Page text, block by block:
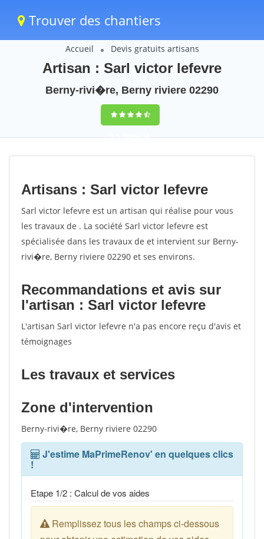
Trouver des chantiers
Accueil Devis gratuits artisans
Artisan : Sarl victor lefevre
Berny-rivi�re, Berny riviere 02290
9,5(100%)56
votes
Artisans : Sarl victor lefevre
Sarl victor lefevre est un artisan qui réalise pour vous
les travaux de . La société Sarl victor lefevre est
spécialisée dans les travaux de et intervient sur Berny-
rivi�re, Berny riviere 02290 et ses environs.
Recommandations et avis sur
l'artisan : Sarl victor lefevre
L'artisan Sarl victor lefevre n'a pas encore reçu d'avis et
témoignages
Les travaux et services
Zone d'intervention
Berny-rivi�re, Berny riviere 02290